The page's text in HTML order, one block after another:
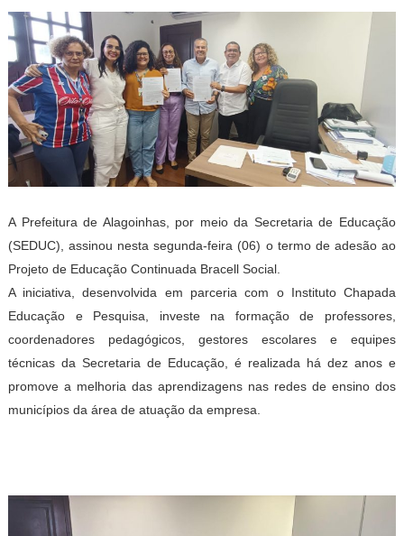
A Prefeitura de Alagoinhas, por meio da Secretaria de Educação
(SEDUC), assinou nesta segunda-feira (06) o termo de adesão ao
Projeto de Educação Continuada Bracell Social.
A iniciativa, desenvolvida em parceria com o Instituto Chapada
Educação e Pesquisa, investe na formação de professores,
coordenadores pedagógicos, gestores escolares e equipes
técnicas da Secretaria de Educação, é realizada há dez anos e
promove a melhoria das aprendizagens nas redes de ensino dos
municípios da área de atuação da empresa.